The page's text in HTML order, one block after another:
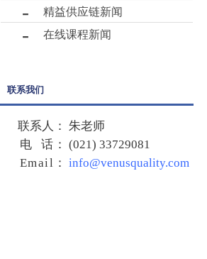
精益供应链新闻
在线课程新闻
联系我们
联系人： 朱老师
电 话： (021) 33729081
Email ： info@venusquality.com